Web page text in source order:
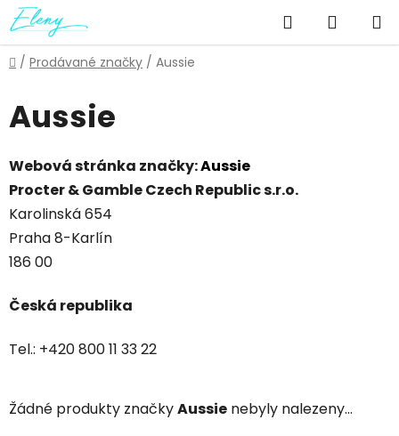
Přejít
na
obsah
Hledat
KOŠÍK
Domů
/ Prodávané značky / Aussie
Aussie
Webová stránka značky:Aussie
Procter & Gamble Czech Republic s.r.o.
Karolinská 654
Praha 8-Karlín
186 00
Česká republika
Tel.: +420 800 11 33 22
Žádné produkty značkyAussie nebyly nalezeny...